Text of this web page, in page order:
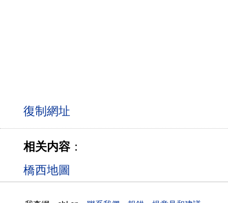
相关内容：
橋西地圖